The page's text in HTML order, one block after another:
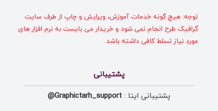
توجه: هیچ گونه خدمات آموزش، ویرایش و چاپ از طرف سایت
گرافیک طرح انجام نمی شود و خریدار می بایست به نرم افزار های
مورد نیاز تسلط کافی داشته باشد.
پشتیبانی
پشتیبانی ایتا : Graphictarh_support@